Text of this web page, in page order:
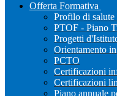
Offerta Formativa
Profilo di salute
PTOF - Piano
Progetti
Orientamento
PCTO
Certificazioni
Certificazioni
Piano annuale